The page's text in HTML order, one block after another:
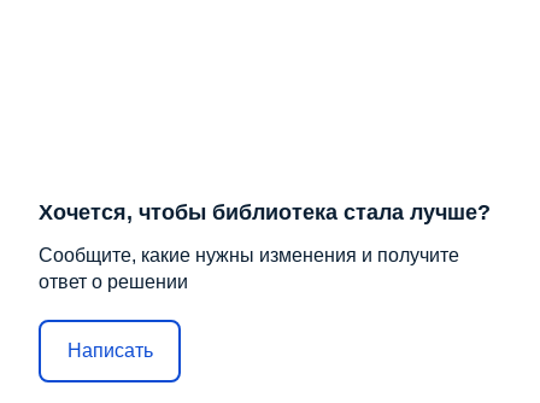
Хочется, чтобы библиотека стала лучше?
Сообщите, какие нужны изменения и получите
ответ о решении
Написать